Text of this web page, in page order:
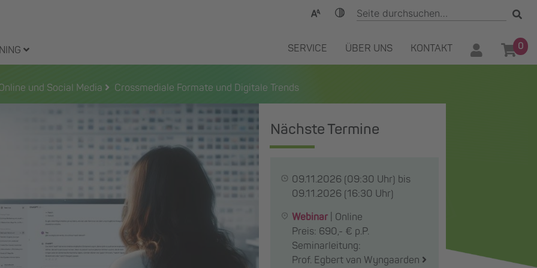
SERVICE ÜBER UNS KONTAKT 0
und Social Media Crossmediale Formate und Digitale Trends
Nächste Termine
09.11.2026 (09:30 Uhr) bis
09.11.2026 (16:30 Uhr)
Webinar
Online
Preis: 690,- € p.P.
Seminarleitung:
Prof. Egbert van Wyngaarden